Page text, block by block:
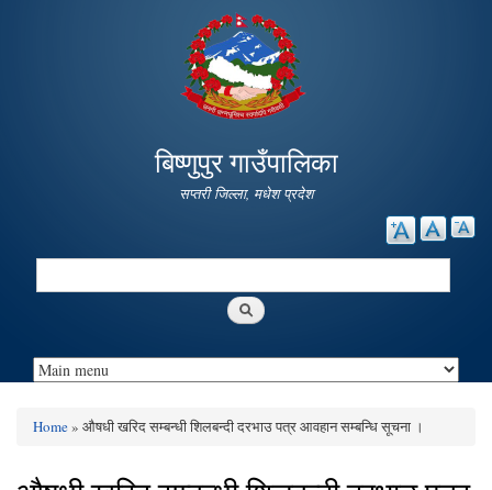
main
content
बिष्णुपुर गाउँपालिका
सप्तरी जिल्ला, मधेश प्रदेश
Search
Home» औषधी खरिद सम्बन्धी शिलबन्दी दरभाउ पत्र आवहान सम्बन्धि सूचना ।